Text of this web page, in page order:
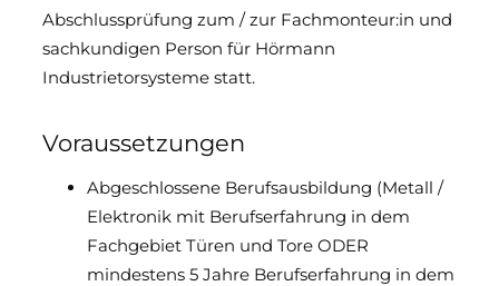
Abschlussprüfung zum / zur Fachmonteur:in und
sachkundigen Person für Hörmann
Industrietorsysteme statt.
Voraussetzungen
Abgeschlossene Berufsausbildung (Metall /
Elektronik mit Berufserfahrung in dem
Fachgebiet Türen und Tore ODER
mindestens 5 Jahre Berufserfahrung in dem